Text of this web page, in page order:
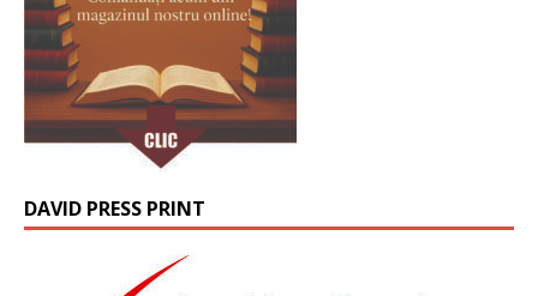
DAVID PRESS PRINT